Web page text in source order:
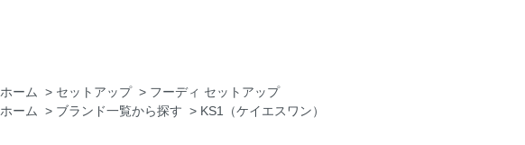
ホーム > セットアップ > フーディ セットアップ
ホーム
> ブランド一覧から探す > KS1（ケイエスワン）